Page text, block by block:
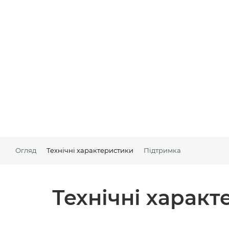
Огляд Технічні характеристики Підтримка
Технічні